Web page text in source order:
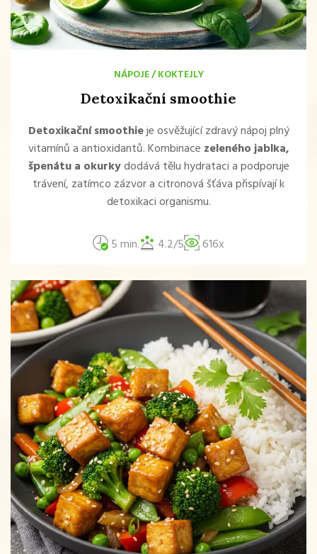
NÁPOJE/KOKTEJLY
Detoxikační smoothie
Detoxikační smoothieje osvěžující zdravý nápoj plný
vitamínů a antioxidantů. Kombinace zeleného jablka,
špenátu a okurkydodává tělu hydrataci a podporuje
trávení, zatímco zázvor a citronová šťáva přispívají k
detoxikaci organismu.
5 min. 4.2/5 616x